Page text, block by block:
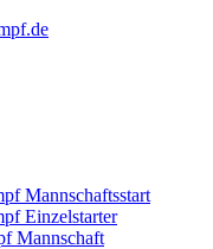
Mannschaftsstart
Einzelstarter
Mannschaft